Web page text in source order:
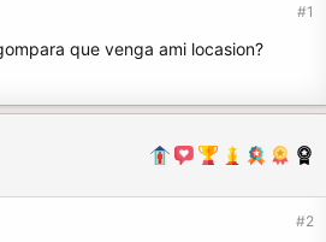
#1
que venga ami locasion?
#2